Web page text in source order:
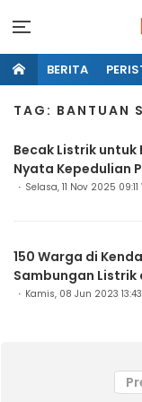
BERITA
TAG: BANTUAN
Becak Listrik untuk
Nyata Kepedulian
Selasa, 11 Nov 2025 09:11
150 Warga di
Sambungan
Kamis, 08 Jun 2023